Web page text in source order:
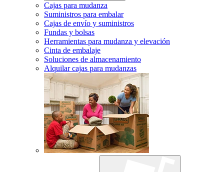
Cajas para mudanza
Suministros para embalar
Cajas de envío y suministros
Fundas y bolsas
Herramientas para mudanza y elevación
Cinta de embalaje
Soluciones de almacenamiento
Alquilar cajas para mudanzas